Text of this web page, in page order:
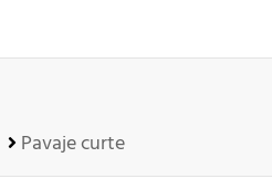
Pavaje curte